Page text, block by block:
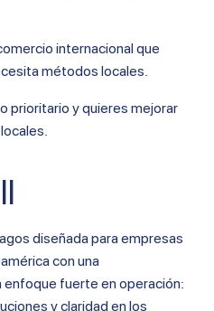
internacional que
métodos locales.
prioritario y quieres mejorar
diseñada para empresas
con una
fuerte en operación:
y claridad en los